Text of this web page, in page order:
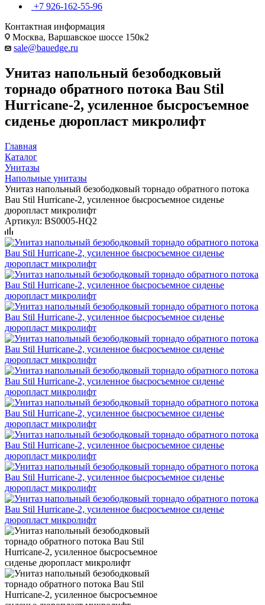
+7 926-162-55-96
Контактная информация
Москва, Варшавское шоссе 150к2
sale@bauedge.ru
Унитаз напольный безободковый
торнадо обратного потока Bau Stil
Hurricane-2, усиленное бысросъемное
сиденье дюропласт микролифт
Главная
Каталог
Унитазы
Напольные унитазы
Унитаз напольный безободковый торнадо обратного потока
Bau Stil Hurricane-2, усиленное бысросъемное сиденье
дюропласт микролифт
Артикул: BS0005-HQ2